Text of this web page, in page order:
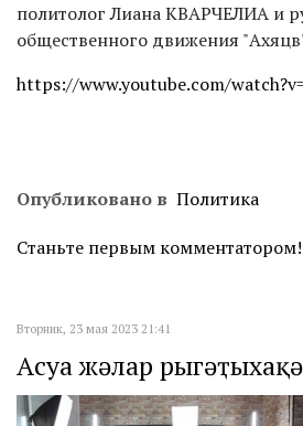
политолог Лиана КВАРЧЕЛИА и
общественного движения
https://www.youtube.com/
Опубликовано в Политика
Станьте первым комментатором!
Вторник, 23 мая 2023 21:41
Аԥсуа жәлар